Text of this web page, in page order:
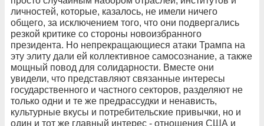
личностей, которые, казалось, не имели ничего
общего, за исключением того, что они подвергались
резкой критике со стороны новоизбранного
президента. Но непрекращающиеся атаки Трампа на
эту элиту дали ей коллективное самосознание, а также
мощный повод для солидарности. Вместе они
увидели, что представляют связанные интересы
государственного и частного секторов, разделяют не
только одни и те же предрассудки и ненависть,
культурные вкусы и потребительские привычки, но и
один и тот же главный интерес - отношения США и